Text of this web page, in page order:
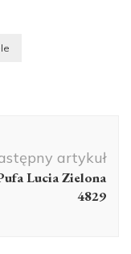
artykuł
Lucia Zielona
4829